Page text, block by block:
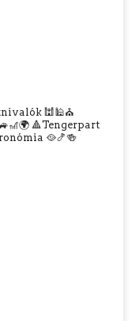
🕍🕌⛪
🔺Tengerpart
🥘🍤🍻